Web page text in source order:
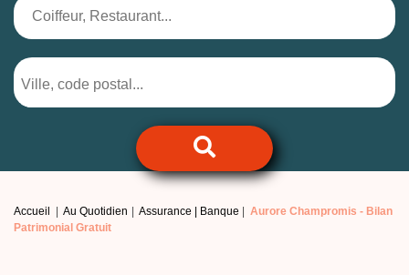
Accueil Au Quotidien Assurance | Banque Aurore Champromis - Bilan
Patrimonial Gratuit